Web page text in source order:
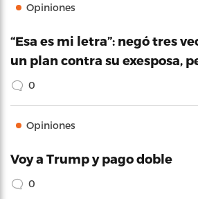
Opiniones
“Esa es mi letra”: negó tres
un plan contra su exesposa,
0
Opiniones
Voy a Trump y pago doble
0